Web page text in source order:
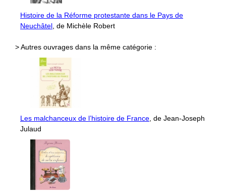
Histoire de la Réforme protestante dans le Pays de
Neuchâtel , de Michèle Robert
> Autres ouvrages dans la même catégorie :
Les malchanceux de l’histoire de France , de Jean-Joseph
Julaud